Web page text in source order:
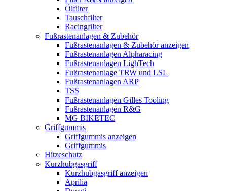
Ölfilter
Tauschfilter
Racingfilter
Fußrastenanlagen & Zubehör
Fußrastenanlagen & Zubehör anzeigen
Fußrastenanlagen Alpharacing
Fußrastenanlagen LighTech
Fußrastenanlage TRW und LSL
Fußrastenanlagen ARP
TSS
Fußrastenanlagen Gilles Tooling
Fußrastenanlagen R&G
MG BIKETEC
Griffgummis
Griffgummis anzeigen
Griffgummis
Hitzeschutz
Kurzhubgasgriff
Kurzhubgasgriff anzeigen
Aprilia